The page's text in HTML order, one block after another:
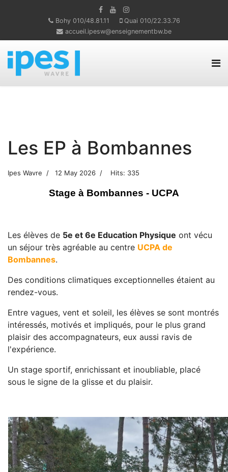
Bohy 010/48.81.11
Quai 010/22.33.76
accueil.ipesw@enseignementbw.be
Les EP à Bombannes
Ipes Wavre 12 May 2026 Hits: 335
Stage à Bombannes - UCPA
Les élèves de 5e et 6e Education Physique ont vécu
un séjour très agréable au centre UCPA de
Bombannes.
Des conditions climatiques exceptionnelles étaient au
rendez-vous.
Entre vagues, vent et soleil, les élèves se sont montrés
intéressés, motivés et impliqués, pour le plus grand
plaisir des accompagnateurs, eux aussi ravis de
l'expérience.
Un stage sportif, enrichissant et inoubliable, placé
sous le signe de la glisse et du plaisir.